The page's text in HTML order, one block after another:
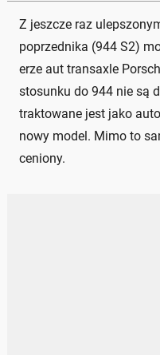
Z jeszcze raz
poprzednika (944 S2)
erze aut transaxle
stosunku do 944 nie są
traktowane jest jako
nowy model. Mimo to
ceniony.